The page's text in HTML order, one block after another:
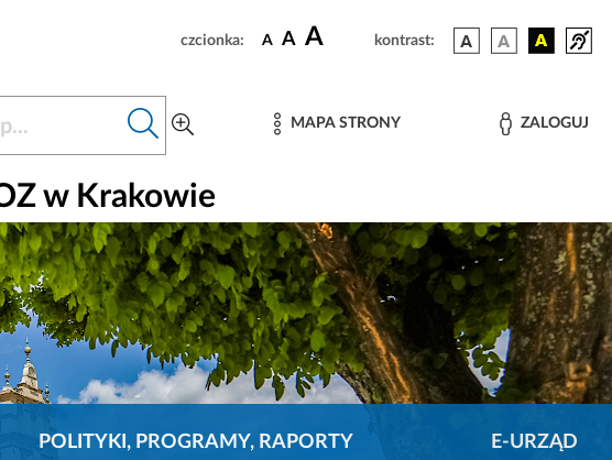
czcionka: A A A kontrast:
MAPA STRONY ZALOGUJ
w Krakowie
POLITYKI, PROGRAMY, RAPORTY E-URZĄD